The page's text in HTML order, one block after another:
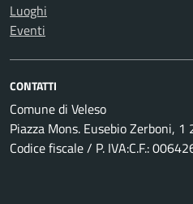
Luoghi
Eventi
CONTATTI
Comune di Veleso
Piazza Mons. Eusebio Zerboni, 1
Codice fiscale / P. IVA:C.F.: